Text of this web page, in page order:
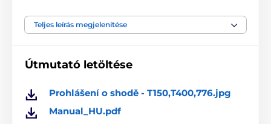
nem állítható.
A termék a következő kategóriákba sorolt
Teljes leírás megjelenítése
Útmutató letöltése
Prohlášení o shodě - T150,T400,776.jpg
Manual_HU.pdf